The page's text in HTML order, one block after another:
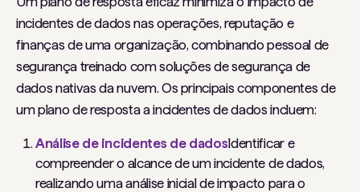
incidentes de dados nas operações, reputação e
finanças de uma organização, combinando pessoal de
segurança treinado com soluções de segurança de
dados nativas da nuvem. Os principais componentes de
um plano de resposta a incidentes de dados incluem:
Análise de incidentes de dadosIdentificar e
compreender o alcance de um incidente de dados,
realizando uma análise inicial de impacto para o